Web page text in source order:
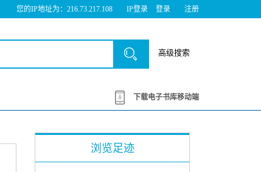
您的IP地址为：216.73.217.108 IP登录 登录 注册
高级搜索
下载电子书库移动端
浏览足迹